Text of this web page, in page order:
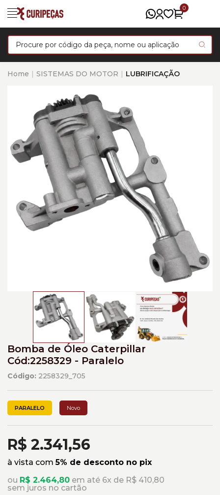
0
Home SISTEMAS DO MOTOR LUBRIFICAÇÃO
Bomba de Óleo Caterpillar
Cód:2258329 - Paralelo
Código: 2258329_705
PARALELO Novo
R$ 2.341,56
à vista com5% de desconto no pix
ou R$ 2.464,80 em até 6x de R$ 410,80
sem juros no cartão